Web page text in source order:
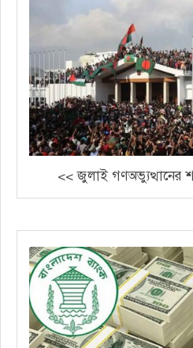
<< জুলাই গণঅভ্যুত্থানের